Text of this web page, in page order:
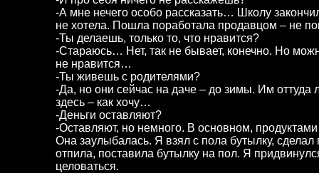
-А мне нечего особо рассказать… Школу
не хотела. Пошла поработала продавцом – не
-Ты делаешь, только то, что нравится?
-Стараюсь… Нет, так не бывает, конечно. Но
не нравится…
-Ты живешь с родителями?
-Да, но они сейчас на даче – до зимы. Им оттуда
здесь – как хочу…
-Деньги оставляют?
-Оставляют, но немного. В основном,
Она заулыбалась. Я взял с пола бутылку,
отпила, поставила бутылку на пол. Я
целоваться.